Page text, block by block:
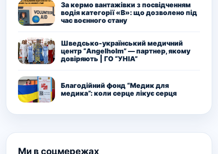
За кермо вантажівки з посвідченням
водія категорії «В»: що дозволено під
час воєнного стану
Шведсько-український медичний
центр “Angelholm” — партнер, якому
довіряють | ГО “УНІА”
Благодійний фонд “Медик для
медика”: коли серце лікує серця
Ми в соцмережах